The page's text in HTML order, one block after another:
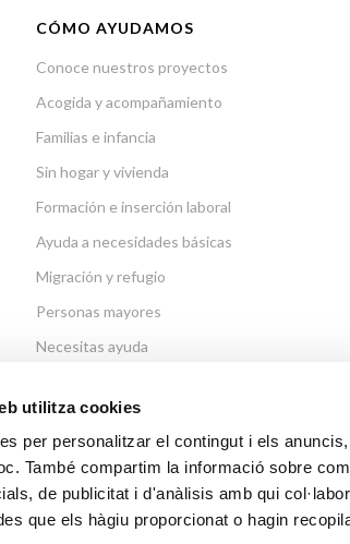
utilitza cookies
per personalitzar el contingut i els
També compartim la informació sobre
de publicitat i d'anàlisis amb qui
que els hàgiu proporcionat o hagin
CÓMO AYUDAMOS
Conoce nuestros proyectos
Acogida y acompañamiento
Familias e infancia
Sin hogar y vivienda
Formación e inserción laboral
Ayuda a necesidades básicas
Migración y refugio
Personas mayores
Necesitas ayuda
PORTAL DE TRANSPARENCIA